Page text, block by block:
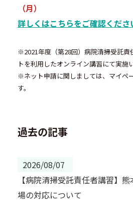
（月）
詳しくはこちらをご確認くださ
※2021年度（第28回）病院清掃受託責
トを利用したオンライン講習にて実施
※ネット申請に関しましては、マイペ
す。
過去の記事
2026/08/07
【病院清掃受託責任者講習】
場の対応について